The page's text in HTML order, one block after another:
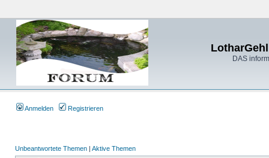
DAS
Anmelden Registrieren
Unbeantwortete Themen | Aktive Themen